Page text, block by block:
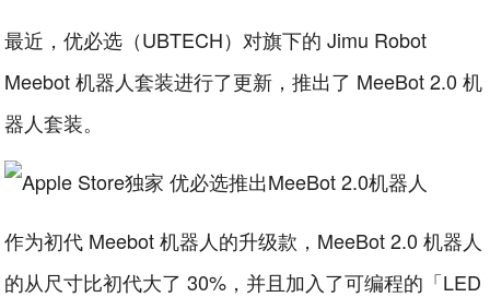
最近，优必选（UBTECH）对旗下的 Jimu Robot
Meebot 机器人套装进行了更新，推出了 MeeBot 2.0 机
器人套装。
作为初代 Meebot 机器人的升级款，MeeBot 2.0 机器人
的从尺寸比初代大了 30%，并且加入了可编程的「LED